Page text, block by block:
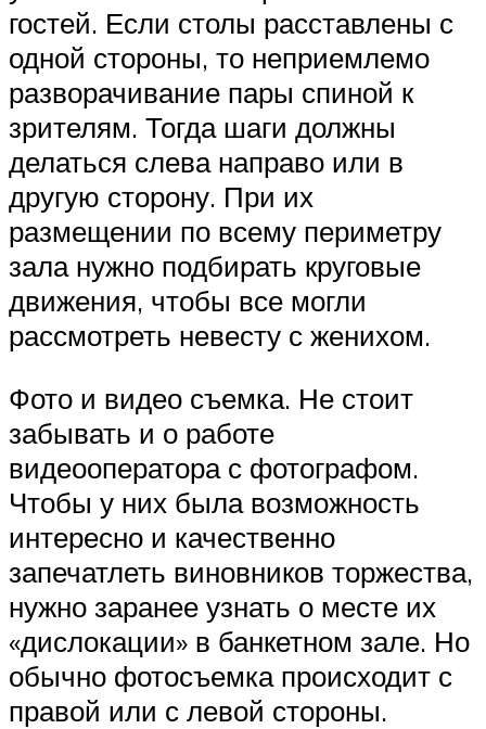
гостей. Если столы расставлены с
одной стороны, то неприемлемо
разворачивание пары спиной к
зрителям. Тогда шаги должны
делаться слева направо или в
другую сторону. При их
размещении по всему периметру
зала нужно подбирать круговые
движения, чтобы все могли
рассмотреть невесту с женихом.
Фото и видео съемка. Не стоит
забывать и о работе
видеооператора с фотографом.
Чтобы у них была возможность
интересно и качественно
запечатлеть виновников торжества,
нужно заранее узнать о месте их
«дислокации» в банкетном зале. Но
обычно фотосъемка происходит с
правой или с левой стороны.